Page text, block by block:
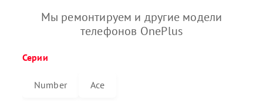
Мы ремонтируем и другие модели
телефонов OnePlus
Серии
Number Ace